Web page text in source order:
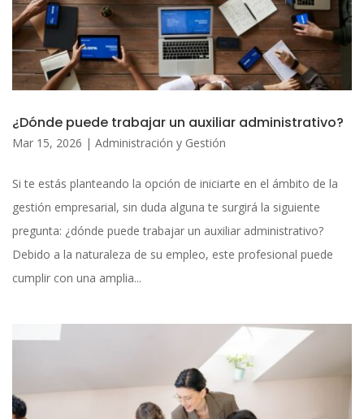
¿Dónde puede trabajar un auxiliar administrativo?
Mar 15, 2026 | Administración y Gestión
Si te estás planteando la opción de iniciarte en el ámbito de la
gestión empresarial, sin duda alguna te surgirá la siguiente
pregunta: ¿dónde puede trabajar un auxiliar administrativo?
Debido a la naturaleza de su empleo, este profesional puede
cumplir con una amplia...